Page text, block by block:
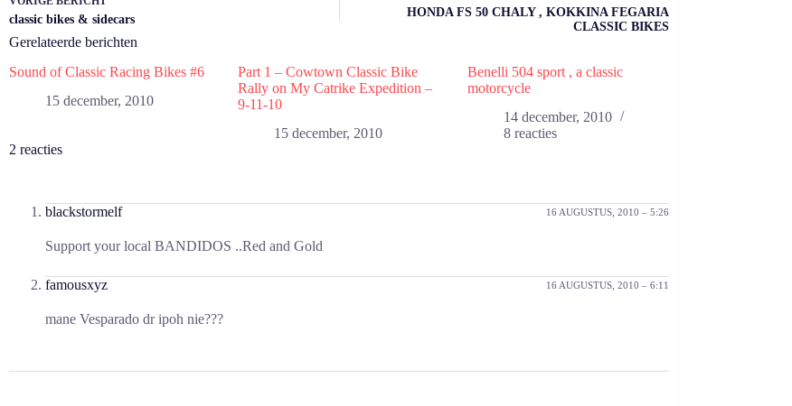
classic bikes & sidecars
HONDA FS 50 CHALY , KOKKINA FEGARIA
CLASSIC BIKES
Gerelateerde berichten
Sound of Classic Racing Bikes #6
15 december, 2010
Part 1 – Cowtown Classic Bike
Rally on My Catrike Expedition –
9-11-10
15 december, 2010
Benelli 504 sport , a classic
motorcycle
14 december, 2010
8 reacties
2 reacties
blackstormelf 16 AUGUSTUS, 2010 – 5:26
Support your local BANDIDOS ..Red and Gold
famousxyz 16 AUGUSTUS, 2010 – 6:11
mane Vesparado dr ipoh nie???